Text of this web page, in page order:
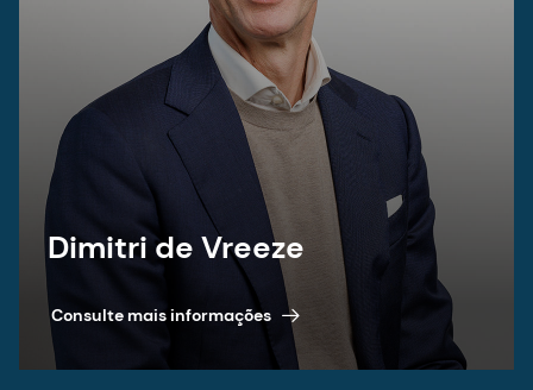
Dimitri de Vreeze
Consulte mais informações